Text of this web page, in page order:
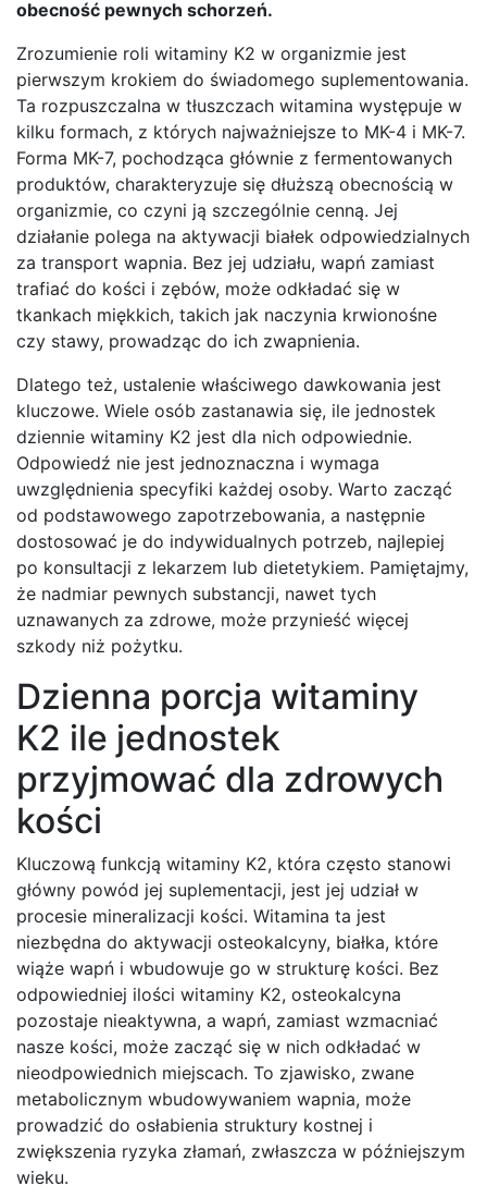
obecność pewnych schorzeń.
Zrozumienie roli witaminy K2 w organizmie jest
pierwszym krokiem do świadomego suplementowania.
Ta rozpuszczalna w tłuszczach witamina występuje w
kilku formach, z których najważniejsze to MK-4 i MK-7.
Forma MK-7, pochodząca głównie z fermentowanych
produktów, charakteryzuje się dłuższą obecnością w
organizmie, co czyni ją szczególnie cenną. Jej
działanie polega na aktywacji białek odpowiedzialnych
za transport wapnia. Bez jej udziału, wapń zamiast
trafiać do kości i zębów, może odkładać się w
tkankach miękkich, takich jak naczynia krwionośne
czy stawy, prowadząc do ich zwapnienia.
Dlatego też, ustalenie właściwego dawkowania jest
kluczowe. Wiele osób zastanawia się, ile jednostek
dziennie witaminy K2 jest dla nich odpowiednie.
Odpowiedź nie jest jednoznaczna i wymaga
uwzględnienia specyfiki każdej osoby. Warto zacząć
od podstawowego zapotrzebowania, a następnie
dostosować je do indywidualnych potrzeb, najlepiej
po konsultacji z lekarzem lub dietetykiem. Pamiętajmy,
że nadmiar pewnych substancji, nawet tych
uznawanych za zdrowe, może przynieść więcej
szkody niż pożytku.
Dzienna porcja witaminy
K2 ile jednostek
przyjmować dla zdrowych
kości
Kluczową funkcją witaminy K2, która często stanowi
główny powód jej suplementacji, jest jej udział w
procesie mineralizacji kości. Witamina ta jest
niezbędna do aktywacji osteokalcyny, białka, które
wiąże wapń i wbudowuje go w strukturę kości. Bez
odpowiedniej ilości witaminy K2, osteokalcyna
pozostaje nieaktywna, a wapń, zamiast wzmacniać
nasze kości, może zacząć się w nich odkładać w
nieodpowiednich miejscach. To zjawisko, zwane
metabolicznym wbudowywaniem wapnia, może
prowadzić do osłabienia struktury kostnej i
zwiększenia ryzyka złamań, zwłaszcza w późniejszym
wieku.